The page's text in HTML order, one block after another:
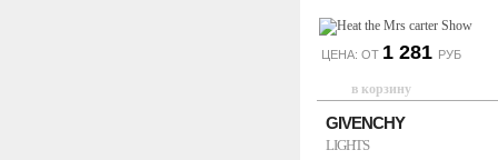
ЦЕНА: ОТ 1 281 РУБ
GIVENCHY
LIGHTS